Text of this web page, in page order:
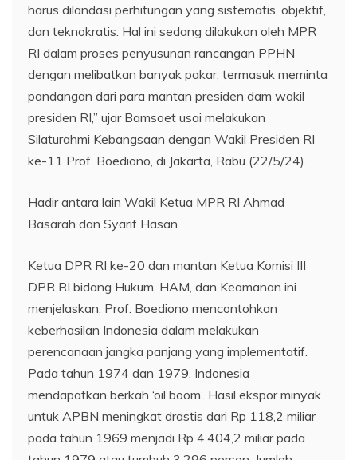
harus dilandasi perhitungan yang sistematis, objektif,
dan teknokratis. Hal ini sedang dilakukan oleh MPR
RI dalam proses penyusunan rancangan PPHN
dengan melibatkan banyak pakar, termasuk meminta
pandangan dari para mantan presiden dam wakil
presiden RI,” ujar Bamsoet usai melakukan
Silaturahmi Kebangsaan dengan Wakil Presiden RI
ke-11 Prof. Boediono, di Jakarta, Rabu (22/5/24).
Hadir antara lain Wakil Ketua MPR RI Ahmad
Basarah dan Syarif Hasan.
Ketua DPR RI ke-20 dan mantan Ketua Komisi III
DPR RI bidang Hukum, HAM, dan Keamanan ini
menjelaskan, Prof. Boediono mencontohkan
keberhasilan Indonesia dalam melakukan
perencanaan jangka panjang yang implementatif.
Pada tahun 1974 dan 1979, Indonesia
mendapatkan berkah ‘oil boom’. Hasil ekspor minyak
untuk APBN meningkat drastis dari Rp 118,2 miliar
pada tahun 1969 menjadi Rp 4.404,2 miliar pada